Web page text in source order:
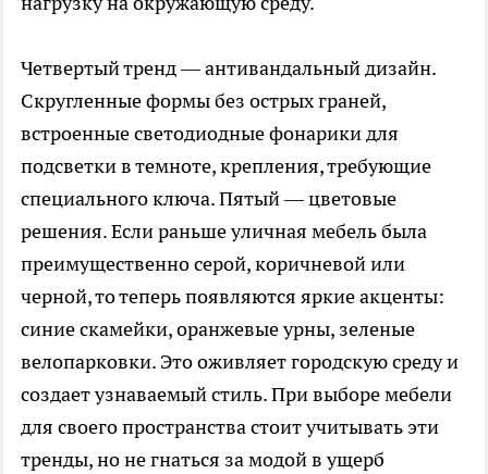
Четвертый тренд — антивандальный дизайн.
Скругленные формы без острых граней,
встроенные светодиодные фонарики для
подсветки в темноте, крепления, требующие
специального ключа. Пятый — цветовые
решения. Если раньше уличная мебель была
преимущественно серой, коричневой или
черной, то теперь появляются яркие акценты:
синие скамейки, оранжевые урны, зеленые
велопарковки. Это оживляет городскую среду и
создает узнаваемый стиль. При выборе мебели
для своего пространства стоит учитывать эти
тренды, но не гнаться за модой в ущерб